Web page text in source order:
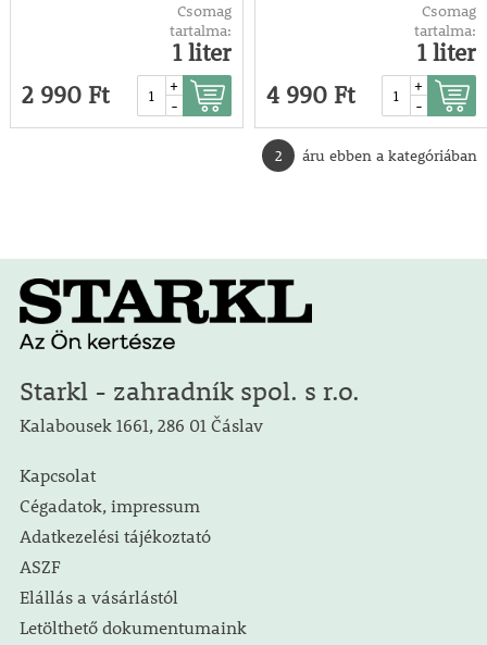
Csomag
tartalma:
1 liter
2 990 Ft
+
-
Csomag
tartalma:
1 liter
4 990 Ft
+
-
2 áru ebben a kategóriában
Starkl - zahradník spol. s r.o.
Kalabousek 1661, 286 01 Čáslav
Kapcsolat
Cégadatok, impressum
Adatkezelési tájékoztató
ASZF
Elállás a vásárlástól
Letölthető dokumentumaink